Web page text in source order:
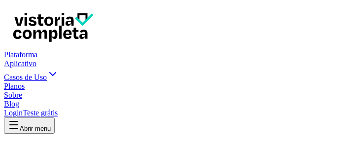
Plataforma
Aplicativo
Casos de Uso
Planos
Sobre
Blog
LoginTeste grátis
Abrir menu